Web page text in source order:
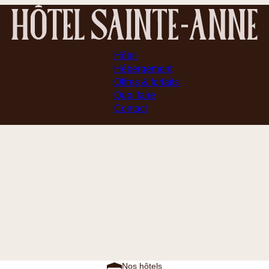
Hôtel
Hébergement
Offres & forfaits
Quoi faire
Contact
Nos hôtels